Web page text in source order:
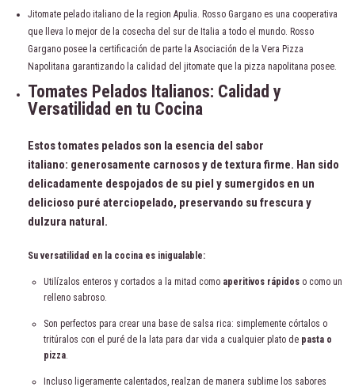
Jitomate pelado italiano de la region Apulia. Rosso Gargano es una cooperativa
que lleva lo mejor de la cosecha del sur de Italia a todo el mundo. Rosso
Gargano posee la certificación de parte la Asociación de la Vera Pizza
Napolitana garantizando la calidad del jitomate que la pizza napolitana posee.
Tomates Pelados Italianos: Calidad y
Versatilidad en tu Cocina
Estos tomates pelados son la esencia del sabor
italiano: generosamente carnosos y de textura firme. Han sido
delicadamente despojados de su piel y sumergidos en un
delicioso puré aterciopelado, preservando su frescura y
dulzura natural.
Su versatilidad en la cocina es inigualable:
Utilízalos enteros y cortados a la mitad como aperitivos rápidos o como un
relleno sabroso.
Son perfectos para crear una base de salsa rica: simplemente córtalos o
tritúralos con el puré de la lata para dar vida a cualquier plato de pasta o
pizza.
Incluso ligeramente calentados, realzan de manera sublime los sabores